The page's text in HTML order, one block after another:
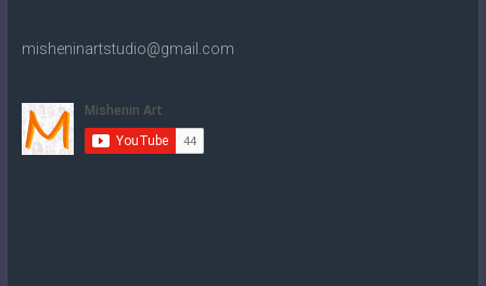
misheninartstudio@gmail.com